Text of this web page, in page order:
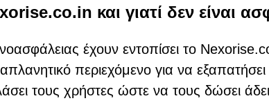
και γιατί δεν είναι
έχουν εντοπίσει το
περιεχόμενο για να
τους χρήστες ώστε να τους δώσει